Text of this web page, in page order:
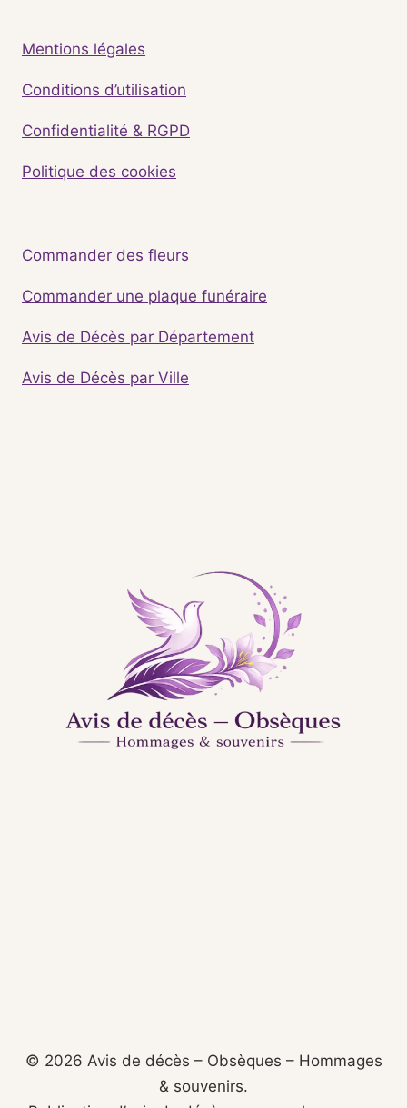
Mentions légales
Conditions d’utilisation
Confidentialité & RGPD
Politique des cookies
Commander des fleurs
Commander une plaque funéraire
Avis de Décès par Département
Avis de Décès par Ville
© 2026 Avis de décès – Obsèques – Hommages
& souvenirs.